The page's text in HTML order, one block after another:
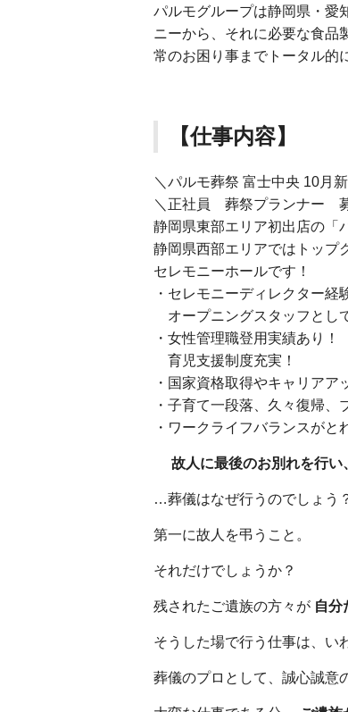
パルモグループは静岡県・愛
ニーから、それに必要な食品
常のお困り事までトータル的
【仕事内容】
＼パルモ葬祭 富士中央 10月
＼正社員 葬祭プランナー
静岡県東部エリア初出店の「
静岡県西部エリアではトップ
セレモニーホールです！
・セレモニーディレクター経
オープニングスタッフとし
・女性管理職登用実績あり！
育児支援制度充実！
・国家資格取得やキャリアア
・子育て一段落、久々復帰、
・ワークライフバランスが
故人に最後のお別れを行い
…葬儀はなぜ行うのでしょう
第一に故人を弔うこと。
それだけでしょうか？
残されたご遺族の方々が 自分
そうした場で行う仕事は、い
葬儀のプロとして、誠心誠意